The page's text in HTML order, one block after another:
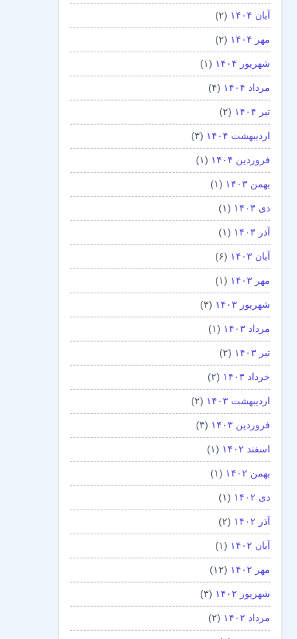
آبان ۱۴۰۴ (۲)
مهر ۱۴۰۴ (۲)
شهریور ۱۴۰۴ (۱)
مرداد ۱۴۰۴ (۴)
تیر ۱۴۰۴ (۲)
اردیبهشت ۱۴۰۴ (۳)
فروردین ۱۴۰۴ (۱)
بهمن ۱۴۰۳ (۱)
دی ۱۴۰۳ (۱)
آذر ۱۴۰۳ (۱)
آبان ۱۴۰۳ (۶)
مهر ۱۴۰۳ (۱)
شهریور ۱۴۰۳ (۳)
مرداد ۱۴۰۳ (۱)
تیر ۱۴۰۳ (۲)
خرداد ۱۴۰۳ (۲)
اردیبهشت ۱۴۰۳ (۲)
فروردین ۱۴۰۳ (۳)
اسفند ۱۴۰۲ (۱)
بهمن ۱۴۰۲ (۱)
دی ۱۴۰۲ (۱)
آذر ۱۴۰۲ (۲)
آبان ۱۴۰۲ (۱)
مهر ۱۴۰۲ (۱۲)
شهریور ۱۴۰۲ (۳)
مرداد ۱۴۰۲ (۲)